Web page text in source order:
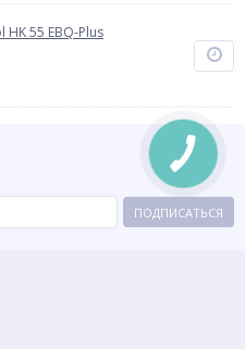
55 EBQ-Plus
ПОДПИСАТЬСЯ